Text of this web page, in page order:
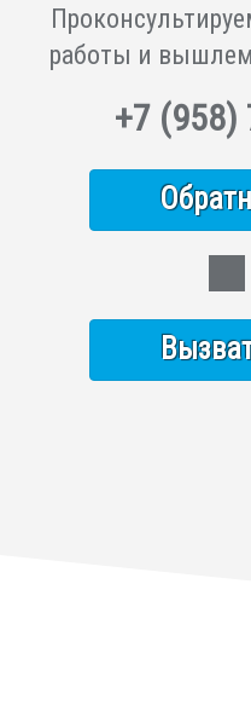
работы и вышлем
+7 (958)